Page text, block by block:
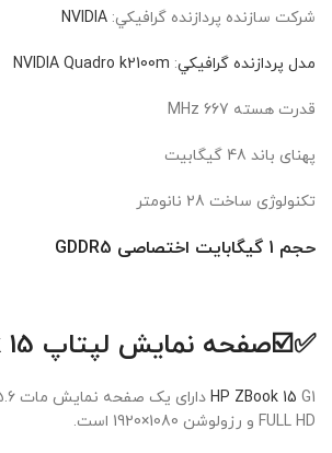
شرکت سازنده پردازنده گرافيکي: NVIDIA
مدل پردازنده گرافيکي:
NVIDIA Quadro k2100m
قدرت هسته 667 MHz
پهنای باند 48 گیگابیت
تکنولوژی ساخت 28 نانومتر
حجم 1 گیگابایت اختصاصی GDDR5
✅☑️صفحه نمایش لپتاپ HP ZBook 15
HP ZBook 15
FULL HD و رزولوشن 1080×1920 است.